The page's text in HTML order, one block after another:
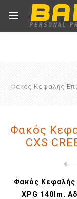
Φακός Κεφαλής
Φακός
CXS
Φακός Κεφαλής
XPG 140lm.